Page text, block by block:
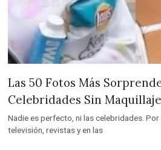
Las 50 Fotos Más
Celebridades Sin Maquillaje
Nadie es perfecto, ni las celebridades.
televisión, revistas y en las